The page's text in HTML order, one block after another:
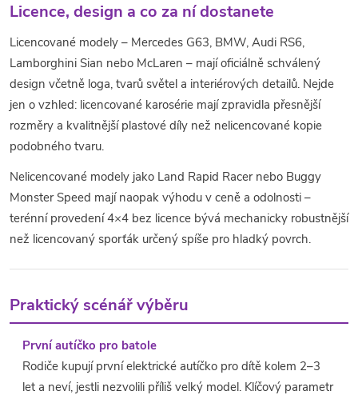
Licence, design a co za ní dostanete
Licencované modely – Mercedes G63, BMW, Audi RS6,
Lamborghini Sian nebo McLaren – mají oficiálně schválený
design včetně loga, tvarů světel a interiérových detailů. Nejde
jen o vzhled: licencované karosérie mají zpravidla přesnější
rozměry a kvalitnější plastové díly než nelicencované kopie
podobného tvaru.
Nelicencované modely jako Land Rapid Racer nebo Buggy
Monster Speed mají naopak výhodu v ceně a odolnosti –
terénní provedení 4×4 bez licence bývá mechanicky robustnější
než licencovaný sporťák určený spíše pro hladký povrch.
Praktický scénář výběru
První autíčko pro batole
Rodiče kupují první elektrické autíčko pro dítě kolem 2–3
let a neví, jestli nezvolili příliš velký model. Klíčový parametr